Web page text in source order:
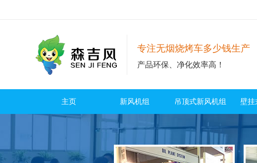
专注无烟烧烤车多少钱生产
产品环保、净化效率高！
主页 新风机组 吊顶式新风机组 壁挂